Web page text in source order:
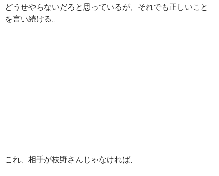
どうせやらないだろと思っているが、それでも正しいこと
を言い続ける。
これ、相手が枝野さんじゃなければ、